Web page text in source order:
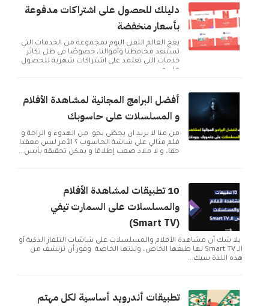
دليلك للحصول على اشتراكات مدفوعة
بأسعار منخفضة
يعج العالم التقني اليوم بمجموعة من الخدمات التي
تستنفذ محافظنا وأموالنا، خصوصًا في ظل تكاثر
خدمات التي تعتمد على اشتراكات شهرية للحصول
على م...
أفضل البرامج المجانية لمشاهدة الأفلام
و المسلسلات على حاسوبك
من منا لا يريد ان يحظى بجو من الهدوء و الراحة و
فلم مثالي على شاشة الحاسوب ؟ الأمر ليس معقدا
حقا، و لا ملاذ صعب إطلاقا و يمكن تحقيقه بأبس...
10 تطبيقات لمشاهدة الأفلام
والمسلسلات على السمارت تيفي
(Smart TV)
بلا شك أن مشاهدة الأفلام والمسلسلات على شاشات التلفاز الذكية أو
الـ Smart TV لها طبعها الخاص، ولذتها الخاصة. وفور أن ترتشف من
هذه اللذة سيك...
تطبيقات أندرويد أساسية لكل مهتم